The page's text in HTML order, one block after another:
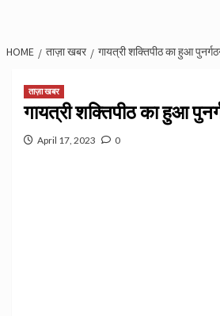
HOME ताज़ा खबर गायत्री शक्तिपीठ का हुआ
ताज़ा खबर
गायत्री शक्तिपीठ का हुआ
April 17, 2023 0